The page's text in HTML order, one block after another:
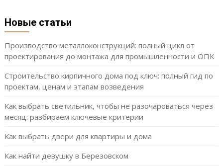
Новые статьи
Производство металлоконструкций: полный цикл от
проектирования до монтажа для промышленности и ОПК
Строительство кирпичного дома под ключ: полный гид по
проектам, ценам и этапам возведения
Как выбрать светильник, чтобы не разочароваться через
месяц: разбираем ключевые критерии
Как выбрать двери для квартиры и дома
Как найти девушку в Березовском